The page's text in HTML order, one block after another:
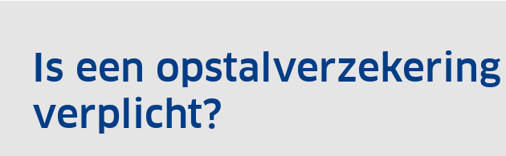
Is een opstalverzekering
verplicht?